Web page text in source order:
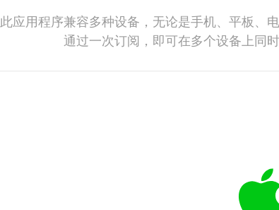
此应用程序兼容多种设备，无论是手机、平板、
通过一次订阅，即可在多个设备上同